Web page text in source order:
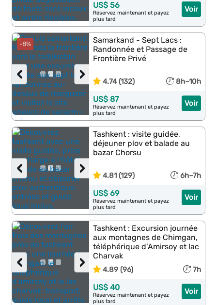
Voir
US$ 56
Réservez maintenant et payez
plus tard
-8%
›
‹
Samarkand - Sept Lacs :
Randonnée et Passage de
Frontière Privé
4.74 (132) 8h–10h
Voir
US$ 87
Réservez maintenant et payez
plus tard
›
‹
Tashkent : visite guidée,
déjeuner plov et balade au
bazar Chorsu
4.81 (129) 6h–7h
Voir
US$ 69
Réservez maintenant et payez
plus tard
›
‹
Tashkent : Excursion journée
aux montagnes de Chimgan,
téléphérique d’Amirsoy et lac
Charvak
4.89 (96) 7h
Voir
US$ 40
Réservez maintenant et payez
plus tard